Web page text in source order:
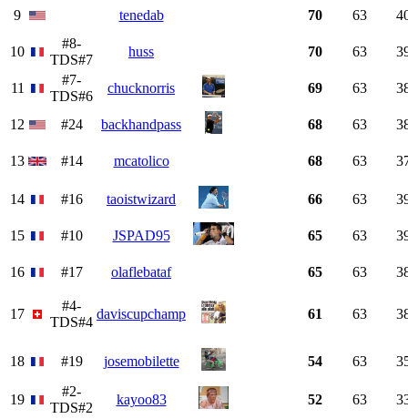
9 tenedab 70 63
10
#8-
TDS#7
huss 70 63
11
#7-
TDS#6
chucknorris 69 63
12 #24 backhandpass 68 63
13 #14 mcatolico 68 63
14 #16 taoistwizard 66 63
15 #10 JSPAD95 65 63
16 #17 olaflebataf 65 63
17
#4-
TDS#4
daviscupchamp 61 63
18 #19 josemobilette 54 63
19
#2-
TDS#2
kayoo83 52 63